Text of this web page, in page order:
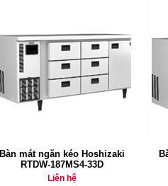
Bàn mát ngăn kéo Hoshizaki
RTDW-187MS4-33D
Liên hệ